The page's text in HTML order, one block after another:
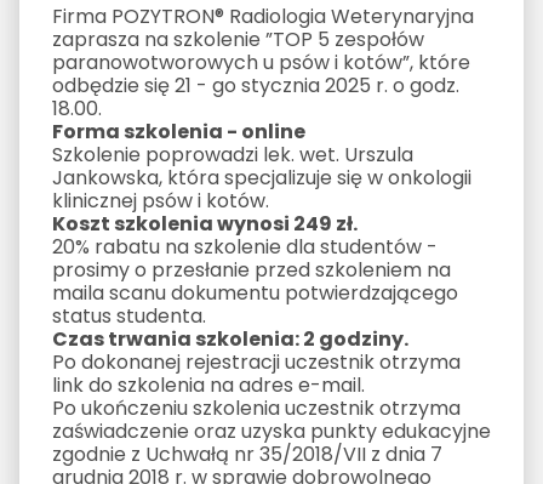
Firma POZYTRON® Radiologia Weterynaryjna
zaprasza na szkolenie ”TOP 5 zespołów
paranowotworowych u psów i kotów”, które
odbędzie się 21 - go stycznia 2025 r. o godz.
18.00.
Forma szkolenia - online
Szkolenie poprowadzi lek. wet. Urszula
Jankowska, która specjalizuje się w onkologii
klinicznej psów i kotów.
Koszt szkolenia wynosi 249 zł.
20% rabatu na szkolenie dla studentów -
prosimy o przesłanie przed szkoleniem na
maila scanu dokumentu potwierdzającego
status studenta.
Czas trwania szkolenia: 2 godziny.
Po dokonanej rejestracji uczestnik otrzyma
link do szkolenia na adres e-mail.
Po ukończeniu szkolenia uczestnik otrzyma
zaświadczenie oraz uzyska punkty edukacyjne
zgodnie z Uchwałą nr 35/2018/VII z dnia 7
grudnia 2018 r. w sprawie dobrowolnego